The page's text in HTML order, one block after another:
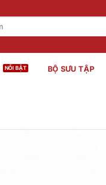
BỘ SƯU TẬP